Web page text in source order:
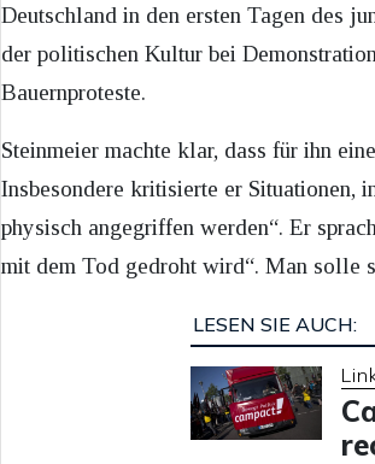
Deutschland in den ersten Tagen des
der politischen Kultur bei
Bauernproteste.
Steinmeier machte klar, dass für ihn
Insbesondere kritisierte er Situationen,
physisch angegriffen werden“. Er
mit dem Tod gedroht wird“. Man solle
LESEN SIE AUCH: